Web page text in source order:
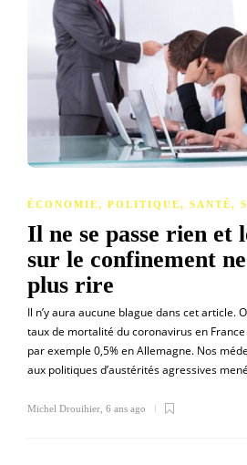
ÉCONOMIE, POLITIQUE, SANTÉ,
Il ne se passe rien et
sur le confinement
plus rire
Il n’y aura aucune blague dans cet article.
taux de mortalité du coronavirus en
par exemple 0,5% en Allemagne. Nos
aux politiques d’austérités agressives
Michel Drouihier 6 ans ago